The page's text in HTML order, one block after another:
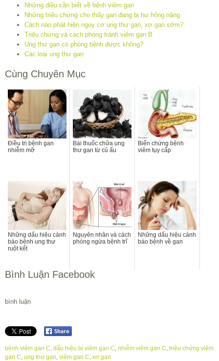
Những điều cần biết về bệnh viêm gan
Những triệu chứng cho thấy gan đang bị hư hỏng nặng
Cách nào phát hiện nguy cơ ung thư gan, xơ gan sớm?
Triệu chứng và cách phòng tránh viêm gan B
Ung thư gan có phòng bệnh được không?
Các loại ung thư gan
Cùng Chuyên Mục
Điều trị bệnh gan
nhiễm mỡ
Bài thuốc chữa ung
thư gan từ củ ấu
Biến chứng bệnh
viêm tụy cấp
Những dấu hiệu cảnh
báo bệnh ung thư
ruột kết
Nguyên nhân và cách
phòng ngừa bệnh trĩ
Những dấu hiệu cảnh
báo bệnh về gan
Bình Luận Facebook
bình luận
bệnh viêm gan C, dấu hiệu bị viêm gan C, nhiễm viêm gan C, triệu chứng viêm
gan C, ung thư gan, viêm gan C, xơ gan